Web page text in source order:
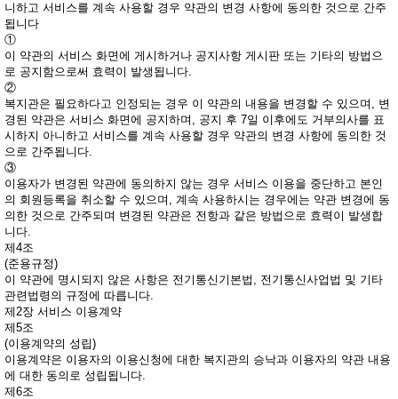
니하고 서비스를 계속 사용할 경우 약관의 변경 사항에 동의한 것으로 간주
됩니다
①
이 약관의 서비스 화면에 게시하거나 공지사항 게시판 또는 기타의 방법으
로 공지함으로써 효력이 발생됩니다.
②
복지관은 필요하다고 인정되는 경우 이 약관의 내용을 변경할 수 있으며, 변
경된 약관은 서비스 화면에 공지하며, 공지 후 7일 이후에도 거부의사를 표
시하지 아니하고 서비스를 계속 사용할 경우 약관의 변경 사항에 동의한 것
으로 간주됩니다.
③
이용자가 변경된 약관에 동의하지 않는 경우 서비스 이용을 중단하고 본인
의 회원등록을 취소할 수 있으며, 계속 사용하시는 경우에는 약관 변경에 동
의한 것으로 간주되며 변경된 약관은 전항과 같은 방법으로 효력이 발생합
니다.
제4조
(준용규정)
이 약관에 명시되지 않은 사항은 전기통신기본법, 전기통신사업법 및 기타
관련법령의 규정에 따릅니다.
제2장 서비스 이용계약
제5조
(이용계약의 성립)
이용계약은 이용자의 이용신청에 대한 복지관의 승낙과 이용자의 약관 내용
에 대한 동의로 성립됩니다.
제6조